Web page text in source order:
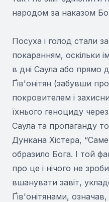
народом за наказом
Посуха і голод стали
покаранням, оскільки
в дні Саула або прямо
Ґів'онітян (забувши
покровителем і
їхнього геноциду
Саула та пропаганду
Дункана Хістера,
образило Бога. І той
про це і нічого не
вшанувати завіт,
Ґів'онітянами,